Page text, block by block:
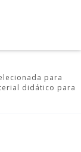
para
didático para